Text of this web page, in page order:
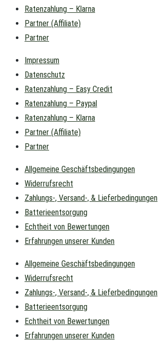
Ratenzahlung – Klarna
Partner (Affiliate)
Partner
Impressum
Datenschutz
Ratenzahlung – Easy Credit
Ratenzahlung – Paypal
Ratenzahlung – Klarna
Partner (Affiliate)
Partner
Allgemeine Geschäftsbedingungen
Widerrufsrecht
Zahlungs-, Versand-, & Lieferbedingungen
Batterieentsorgung
Echtheit von Bewertungen
Erfahrungen unserer Kunden
Allgemeine Geschäftsbedingungen
Widerrufsrecht
Zahlungs-, Versand-, & Lieferbedingungen
Batterieentsorgung
Echtheit von Bewertungen
Erfahrungen unserer Kunden